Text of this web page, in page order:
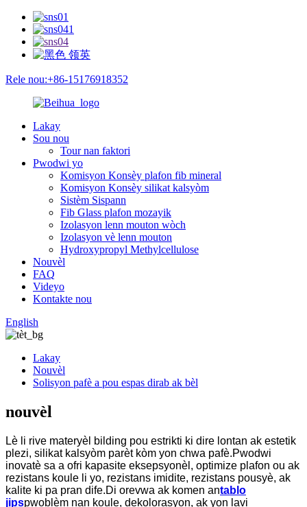
Rele nou:+86-15176918352
Lakay
Sou nou
Tour nan faktori
Pwodwi yo
Komisyon Konsèy plafon fib mineral
Komisyon Konsèy silikat kalsyòm
Sistèm Sispann
Fib Glass plafon mozayik
Izolasyon lenn mouton wòch
Izolasyon vè lenn mouton
Hydroxypropyl Methylcellulose
Nouvèl
FAQ
Videyo
Kontakte nou
English
Lakay
Nouvèl
Solisyon pafè a pou espas dirab ak bèl
nouvèl
Lè li rive materyèl bilding pou estrikti ki dire lontan ak estetik
plezi, silikat kalsyòm parèt kòm yon chwa pafè.Pwodwi
inovatè sa a ofri kapasite eksepsyonèl, optimize plafon ou ak
rezistans koule li yo, rezistans imidite, rezistans pousyè, ak
kalite ki pa pran dife.Di orevwa ak komen antablo
jipspwoblèm nan koule, dekolorasyon, ak yon lavi